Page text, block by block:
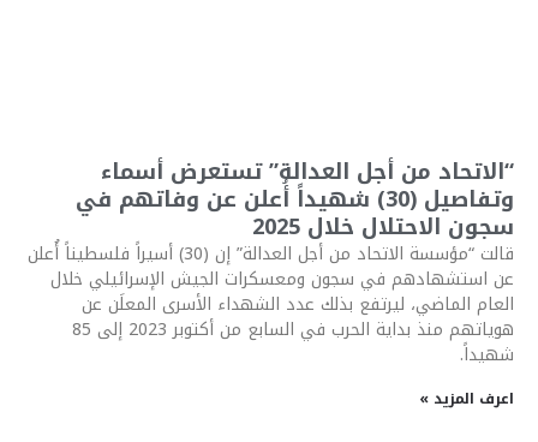
“الاتحاد من أجل العدالة” تستعرض أسماء
وتفاصيل (30) شهيداً أُعلن عن وفاتهم في
سجون الاحتلال خلال 2025
قالت “مؤسسة الاتحاد من أجل العدالة” إن (30) أسيراً فلسطيناً أُعلن
عن استشهادهم في سجون ومعسكرات الجيش الإسرائيلي خلال
العام الماضي، ليرتفع بذلك عدد الشهداء الأسرى المعلَن عن
هوياتهم منذ بداية الحرب في السابع من أكتوبر 2023 إلى 85
شهيداً.
اعرف المزيد »